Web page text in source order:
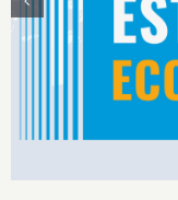
Estímulos